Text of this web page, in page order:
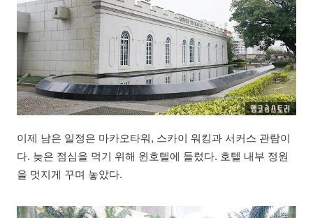
이제 남은 일정은 마카오타워, 스카이 워킹과 서커스 관람이
다. 늦은 점심을 먹기 위해 윈호텔에 들렀다. 호텔 내부 정원
을 멋지게 꾸며 놓았다.